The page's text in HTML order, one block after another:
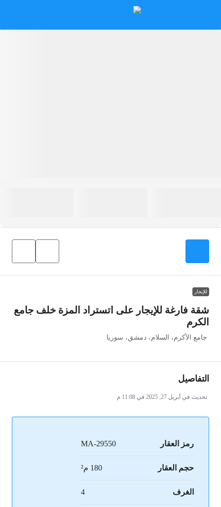
للإيجار
شقة فارغة للإيجار على اتستراد المزة خلف جامع
الكرم
جامع الأكرم، السلام، دمشق، سوريا
التفاصيل
تحديث في أبريل 27, 2025 في 11:08 م
رمز العقار MA-29550
حجم العقار 180 م²
الغرف 4